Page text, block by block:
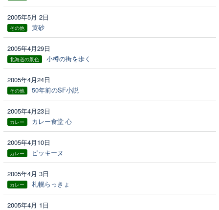
2005年5月 2日
その他 黄砂
2005年4月29日
北海道の景色 小樽の街を歩く
2005年4月24日
その他 50年前のSF小説
2005年4月23日
カレー カレー食堂 心
2005年4月10日
カレー ピッキーヌ
2005年4月 3日
カレー 札幌らっきょ
2005年4月 1日